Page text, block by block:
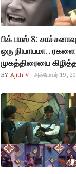
பிக் பாஸ் 8:
ஒரு நியாயமா..
முகத்திரையை
BY Ajith V அக்டோபர் 19,